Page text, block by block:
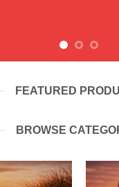
FEATURED
BROWSE